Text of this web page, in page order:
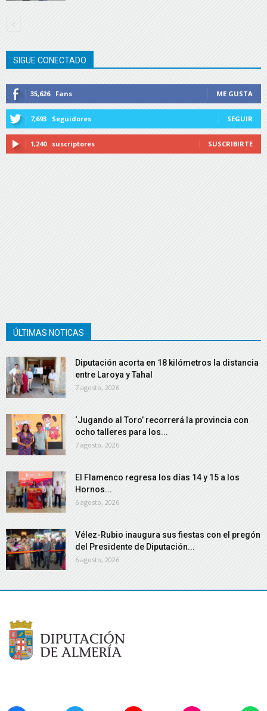
SIGUE CONECTADO
35,626 Fans ME GUSTA
7,693 Seguidores SEGUIR
1,240 suscriptores SUSCRIBIRTE
ÚLTIMAS NOTICAS
Diputación acorta en 18 kilómetros la distancia
entre Laroya y Tahal
7 agosto, 2026
‘Jugando al Toro’ recorrerá la provincia con
ocho talleres para los...
7 agosto, 2026
El Flamenco regresa los días 14 y 15 a los
Hornos...
6 agosto, 2026
Vélez-Rubio inaugura sus fiestas con el pregón
del Presidente de Diputación...
6 agosto, 2026